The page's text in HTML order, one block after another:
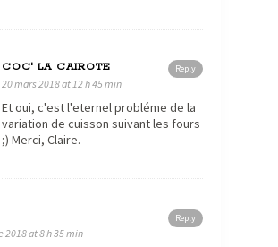
Reply
COC' LA CAIROTE
20 mars 2018 at 12 h 45 min
Et oui, c'est l'eternel probléme de la
variation de cuisson suivant les fours
;) Merci, Claire.
Reply
2018 at 8 h 35 min